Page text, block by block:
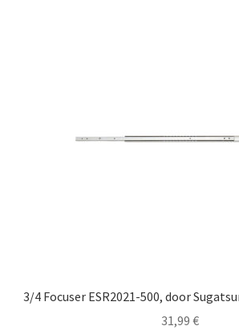
3/4 Focuser ESR2021-500, door
31,99 €